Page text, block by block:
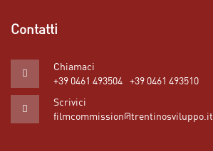
Contatti
Chiamaci
+39 0461 493504 +39 0461 493510
Scrivici
filmcommission@trentinosviluppo.it